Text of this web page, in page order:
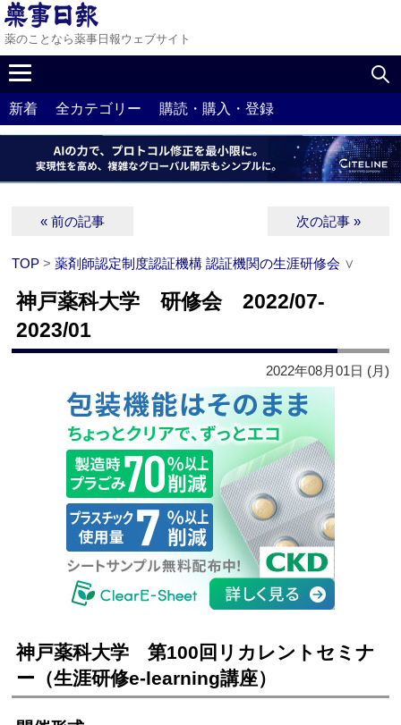
薬のことなら薬事日報ウェブサイト
新着 全カテゴリー 購読・購入・登録
« 前の記事 次の記事 »
TOP >薬剤師認定制度認証機構 認証機関の生涯研修会 ∨
神戸薬科大学 研修会 2022/07-
2023/01
2022年08月01日 (月)
神戸薬科大学 第100回リカレントセミナ
ー（生涯研修e-learning講座）